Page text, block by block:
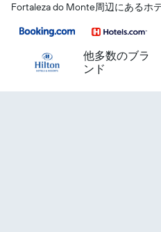
Fortaleza do Monte​周辺にあるホ
他多数のブラ
ンド